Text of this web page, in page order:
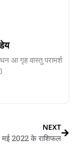
आ गृह वास्तु परामर्श
NEXT
मई 2022 के राशिफल